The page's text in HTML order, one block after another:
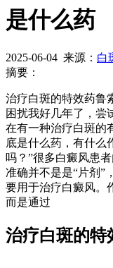
是什么药
2025-06-04 来源： 白
摘要：
治疗白斑的特效药鲁
困扰我好几年了，尝
在有一种治疗白斑的
底是什么药，有什么
吗？”很多白癜风患
准确并不是是“片剂”
要用于治疗白癜风。
而是通过
治疗白斑的特